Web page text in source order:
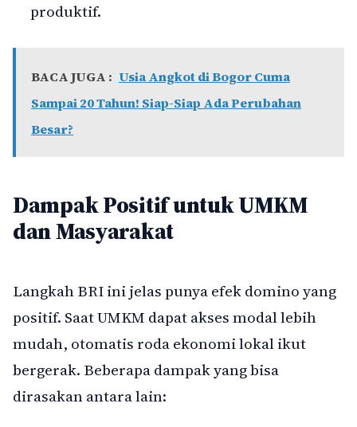
produktif.
BACA JUGA : Usia Angkot di Bogor Cuma
Sampai 20 Tahun! Siap-Siap Ada Perubahan
Besar?
Dampak Positif untuk UMKM
dan Masyarakat
Langkah BRI ini jelas punya efek domino yang
positif. Saat UMKM dapat akses modal lebih
mudah, otomatis roda ekonomi lokal ikut
bergerak. Beberapa dampak yang bisa
dirasakan antara lain: